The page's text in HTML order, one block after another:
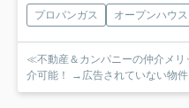
プロパンガス オープンハウス
≪不動産＆カンパニーの仲介メ
介可能！ →広告されていない物